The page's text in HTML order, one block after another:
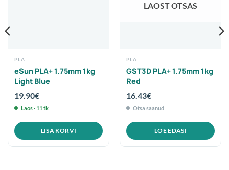
PLA
eSun PLA+ 1.75mm 1kg
Light Blue
19.90€
Laos · 11 tk
LISA KORVI
LAOST OTSAS
PLA
GST3D PLA+ 1.75mm 1kg
Red
16.43€
Otsa saanud
LOE EDASI